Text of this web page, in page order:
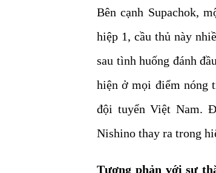
Bên cạnh Supachok,
hiệp 1, cầu thủ này
sau tình huống đánh
hiện ở mọi điểm nóng
đội tuyển Việt Nam.
Nishino thay ra trong
Tương phản với sự